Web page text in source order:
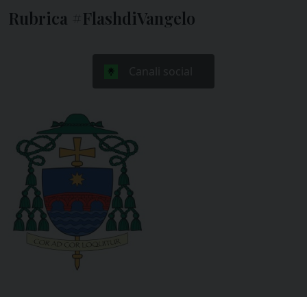
Rubrica #FlashdiVangelo